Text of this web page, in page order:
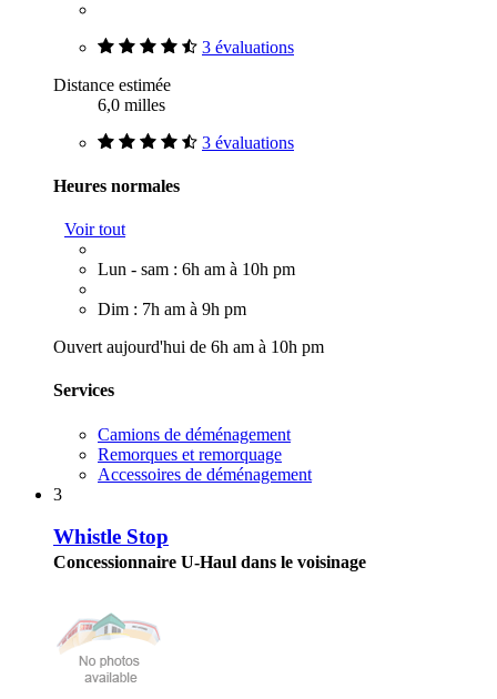
3 évaluations
Distance estimée
6,0 milles
3 évaluations
Heures normales
Voir tout
Lun - sam : 6h am à 10h pm
Dim : 7h am à 9h pm
Ouvert aujourd'hui de 6h am à 10h pm
Services
Camions de déménagement
Remorques et remorquage
Accessoires de déménagement
3
Whistle Stop
Concessionnaire U-Haul dans le voisinage